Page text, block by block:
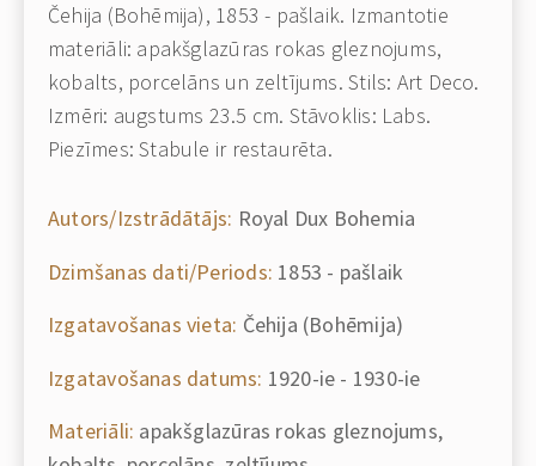
Čehija (Bohēmija), 1853 - pašlaik. Izmantotie
materiāli: apakšglazūras rokas gleznojums,
kobalts, porcelāns un zeltījums. Stils: Art Deco.
Izmēri: augstums 23.5 cm. Stāvoklis: Labs.
Piezīmes: Stabule ir restaurēta.
Autors/Izstrādātājs: Royal Dux Bohemia
Dzimšanas dati/Periods: 1853 - pašlaik
Izgatavošanas vieta: Čehija (Bohēmija)
Izgatavošanas datums: 1920-ie - 1930-ie
Materiāli: apakšglazūras rokas gleznojums,